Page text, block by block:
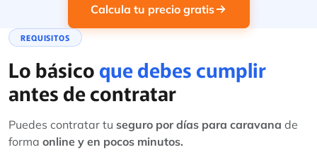
Calcula tu precio gratis
REQUISITOS
Lo básico que debes cumplir
antes de contratar
Puedes contratar tu seguro por días para caravana de
forma online y en pocos minutos.